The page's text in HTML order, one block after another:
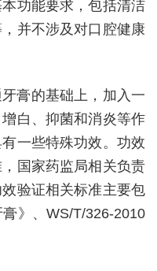
功能要求，包括清洁
并不涉及对口腔健康
膏的基础上，加入一
白、抑菌和消炎等作
一些特殊功效。功效
国家药监局相关负责
验证相关标准主要包
》、WS/T/326-2010